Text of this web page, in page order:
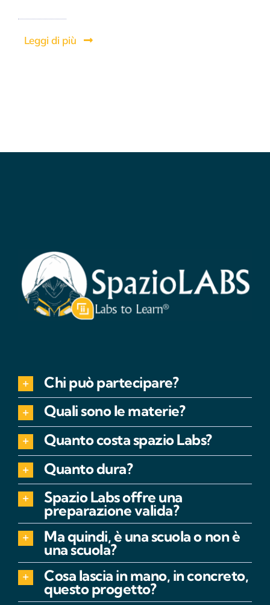
Leggi di più
Chi può partecipare?
Quali sono le materie?
Quanto costa spazio Labs?
Quanto dura?
Spazio Labs offre una
preparazione valida?
Ma quindi, è una scuola o non è
una scuola?
Cosa lascia in mano, in concreto,
questo progetto?